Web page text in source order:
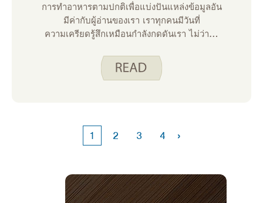
การทําอาหารตามปกติเพื่อแบ่งปันแหล่งข้อมูลอัน
มีค่ากับผู้อ่านของเรา เราทุกคนมีวันที่
ความเครียดรู้สึกเหมือนกําลังกดดันเรา ไม่ว่าจะ
หรือเงิน บางครั้งเราต้องการความช่วยเหลือใน
การจัดการทั้งหมด นี่คือเหตุผลที่สายด่วน Iowa
กับความท้าทายและช่วยหาทางแก้ไข โทรหรือส่ง
ข้อความถึง Iowa Concern สําหรับสิ่งใดสิ่งหนึ่ง
1 2 3 4 ›